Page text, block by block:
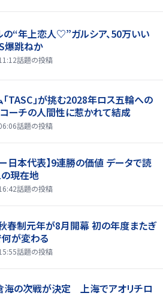
の“年上恋人♡”ガルシア、50万いい
爆跳ねか
話題の投稿
TASC」が挑む2028年ロス五輪への
ーチの人間性に惹かれて結成
話題の投稿
日本代表】9連勝の価値 データで読
現在地
話題の投稿
秋春制元年が8月開幕 初の年度またぎ
が変わる
話題の投稿
倉海の次戦が決定 上海でアオリチロ